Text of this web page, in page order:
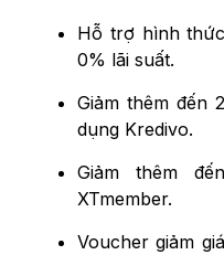
Hỗ trợ hình
0% lãi suất.
Giảm thêm đến
dụng Kredivo.
Giảm thêm
XTmember.
Voucher giảm